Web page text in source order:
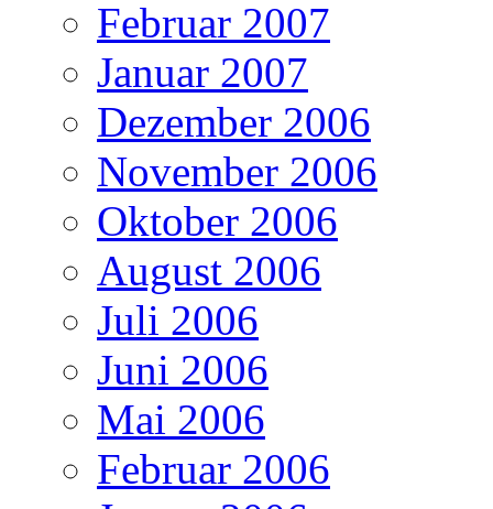
Februar 2007
Januar 2007
Dezember 2006
November 2006
Oktober 2006
August 2006
Juli 2006
Juni 2006
Mai 2006
Februar 2006